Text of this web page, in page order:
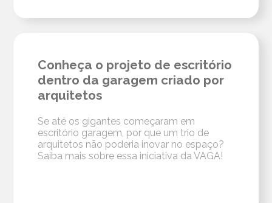
Conheça o projeto de escritório
dentro da garagem criado por
arquitetos
Se até os gigantes começaram em
escritório garagem, por que um trio de
arquitetos não poderia inovar no espaço?
Saiba mais sobre essa iniciativa da VAGA!